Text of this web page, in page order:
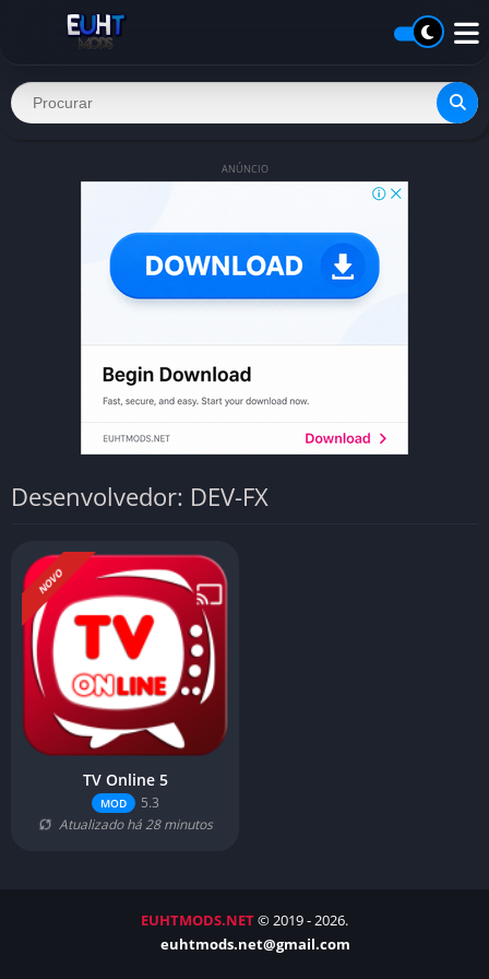
ANÚNCIO
Desenvolvedor: DEV-FX
NOVO
TV Online 5
MOD
5.3
Atualizado há 28 minutos
EUHTMODS.NET© 2019 - 2026.
euhtmods.net@gmail.com